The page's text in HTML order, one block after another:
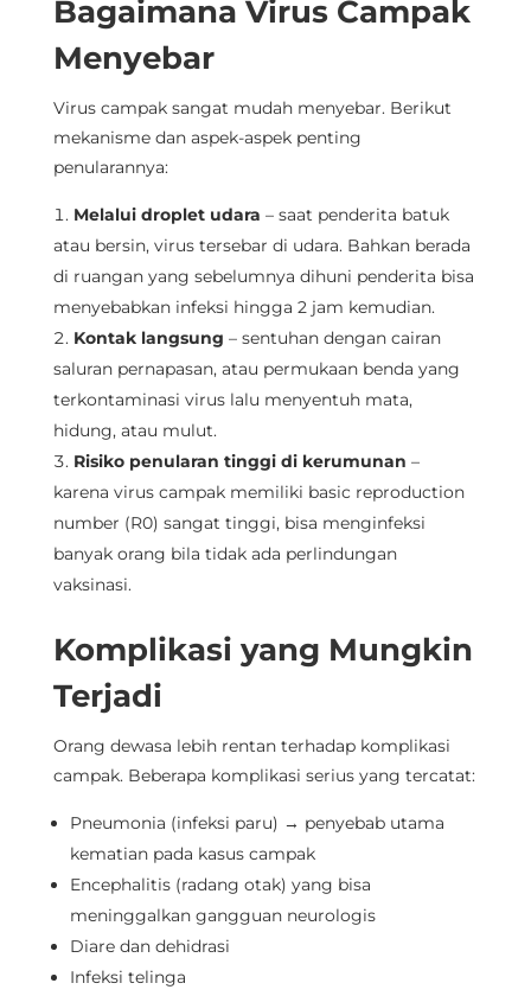
Bagaimana Virus Campak
Menyebar
Virus campak sangat mudah menyebar. Berikut
mekanisme dan aspek-aspek penting
penularannya:
Melalui droplet udara – saat penderita batuk
atau bersin, virus tersebar di udara. Bahkan berada
di ruangan yang sebelumnya dihuni penderita bisa
menyebabkan infeksi hingga 2 jam kemudian.
Kontak langsung – sentuhan dengan cairan
saluran pernapasan, atau permukaan benda yang
terkontaminasi virus lalu menyentuh mata,
hidung, atau mulut.
Risiko penularan tinggi di kerumunan –
karena virus campak memiliki basic reproduction
number (R0) sangat tinggi, bisa menginfeksi
banyak orang bila tidak ada perlindungan
vaksinasi.
Komplikasi yang Mungkin
Terjadi
Orang dewasa lebih rentan terhadap komplikasi
campak. Beberapa komplikasi serius yang tercatat:
Pneumonia (infeksi paru) → penyebab utama
kematian pada kasus campak
Encephalitis (radang otak) yang bisa
meninggalkan gangguan neurologis
Diare dan dehidrasi
Infeksi telinga